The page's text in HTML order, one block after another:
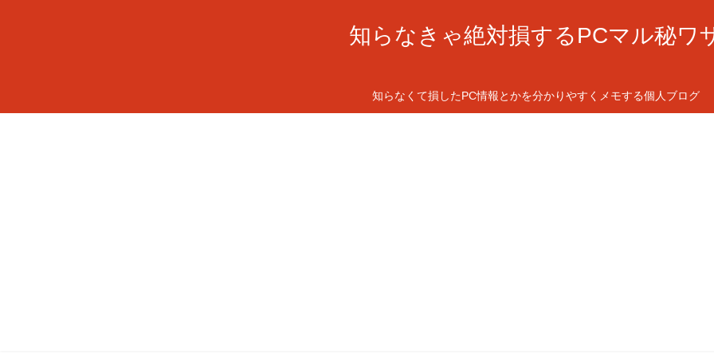
知らなきゃ絶対損するPCマル秘ワ
知らなくて損したPC情報とかを分かりやすくメモする個人ブログ